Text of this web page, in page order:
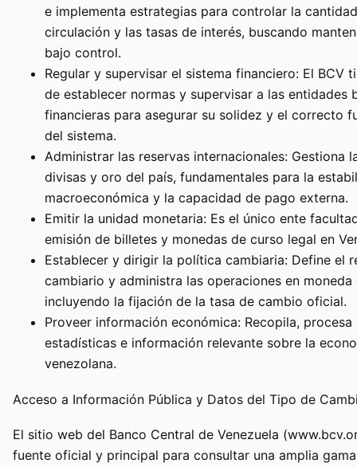
e implementa estrategias para controlar la
circulación y las tasas de interés, buscando
bajo control.
Regular y supervisar el sistema financiero: El BCV
de establecer normas y supervisar a las entidades
financieras para asegurar su solidez y el correcto
del sistema.
Administrar las reservas internacionales: Gestiona
divisas y oro del país, fundamentales para la
macroeconómica y la capacidad de pago externa.
Emitir la unidad monetaria: Es el único ente
emisión de billetes y monedas de curso legal en
Establecer y dirigir la política cambiaria: Define el
cambiario y administra las operaciones en moneda
incluyendo la fijación de la tasa de cambio oficial.
Proveer información económica: Recopila,
estadísticas e información relevante sobre la
venezolana.
Acceso a Información Pública y Datos del Tipo de
El sitio web del Banco Central de Venezuela
fuente oficial y principal para consultar una amplia